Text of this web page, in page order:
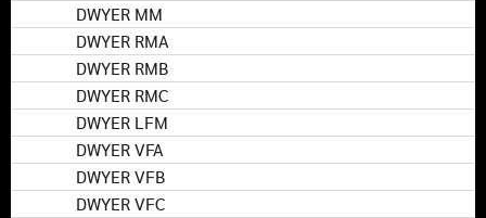
DWYER MM
DWYER RMA
DWYER RMB
DWYER RMC
DWYER LFM
DWYER VFA
DWYER VFB
DWYER VFC